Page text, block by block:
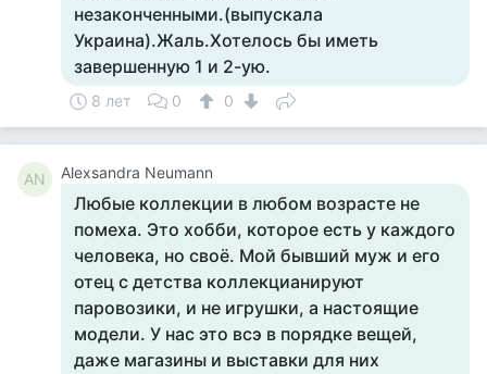
незаконченными.(выпускала
Украина).Жаль.Хотелось бы иметь
завершенную 1 и 2-ую.
8 лет 0 0
AN Alexsandra Neumann
Любые коллекции в любом возрасте не
помеха. Это хобби, которое есть у каждого
человека, но своё. Мой бывший муж и его
отец с детства коллекцианируют
паровозики, и не игрушки, а настоящие
модели. У нас это всэ в порядке вещей,
даже магазины и выставки для них